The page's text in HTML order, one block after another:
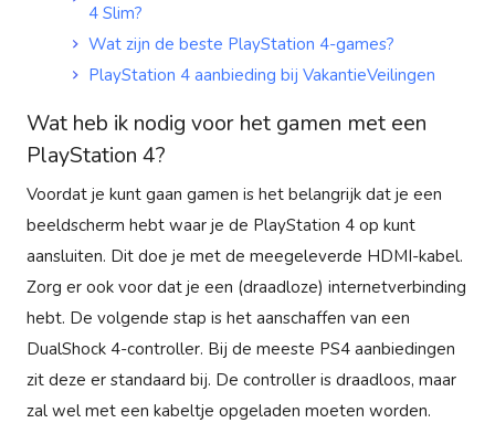
4 Slim?
Wat zijn de beste PlayStation 4-games?
PlayStation 4 aanbieding bij VakantieVeilingen
Wat heb ik nodig voor het gamen met een
PlayStation 4?
Voordat je kunt gaan gamen is het belangrijk dat je een
beeldscherm hebt waar je de PlayStation 4 op kunt
aansluiten. Dit doe je met de meegeleverde HDMI-kabel.
Zorg er ook voor dat je een (draadloze) internetverbinding
hebt. De volgende stap is het aanschaffen van een
DualShock 4-controller. Bij de meeste PS4 aanbiedingen
zit deze er standaard bij. De controller is draadloos, maar
zal wel met een kabeltje opgeladen moeten worden.